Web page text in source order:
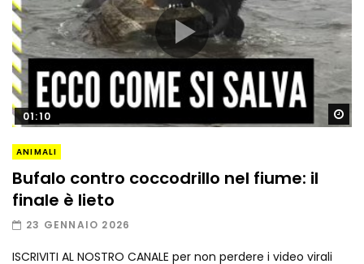
01:10
ANIMALI
Bufalo contro coccodrillo nel fiume: il
finale è lieto
23 GENNAIO 2026
ISCRIVITI AL NOSTRO CANALE per non perdere i video virali